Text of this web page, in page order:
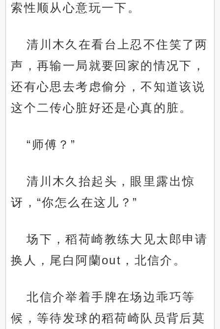
索性顺从心意玩一下。
清川木久在看台上忍不住笑了两
声，再输一局就要回家的情况下，
还有心思去考虑偷分，不知道该说
这个二传心脏好还是心真的脏。
“师傅？”
清川木久抬起头，眼里露出惊
讶，“你怎么在这儿？”
场下，稻荷崎教练大见太郎申请
换人，尾白阿蘭out，北信介。
北信介举着手牌在场边乖巧等
候，等待发球的稻荷崎队员背后莫